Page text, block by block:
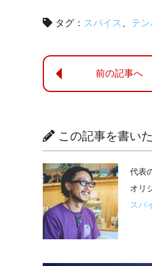
タグ： スパイス テ
前の記事へ
この記事を書い
代表
オリ
スパ